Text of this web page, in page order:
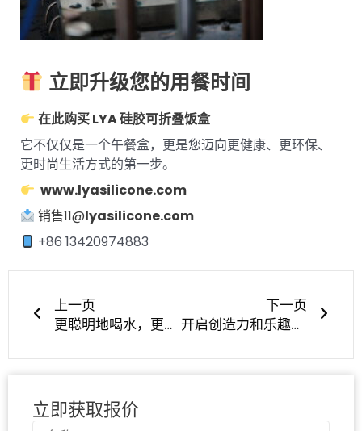
立即升级您的用餐时间
在此购买 LYA 硅胶可折叠饭盒
它不仅仅是一个午餐盒，更是您迈向更健康、更环保、
更时尚生活方式的第一步。
www.lyasilicone.com
销售11@lyasilicone.com
+86 13420974883
上一页
更聪明地喝水，更清洁地生活--发现 LYA 硅胶吸管盖的力量 | 2025 年每个家庭和品牌的环保必备品
下一页
开启创造力和乐趣：安全、柔软、多彩的硅胶婴儿积木套装 - 最适合早期学习！
立即获取报价